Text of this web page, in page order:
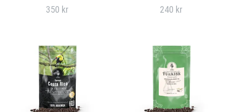
350 kr 240 kr